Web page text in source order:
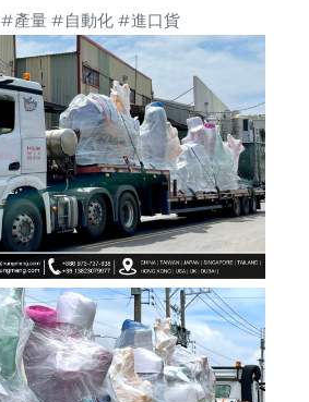
#產量#自動化#進口貨